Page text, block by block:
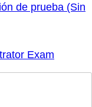
de prueba (Sin
Exam